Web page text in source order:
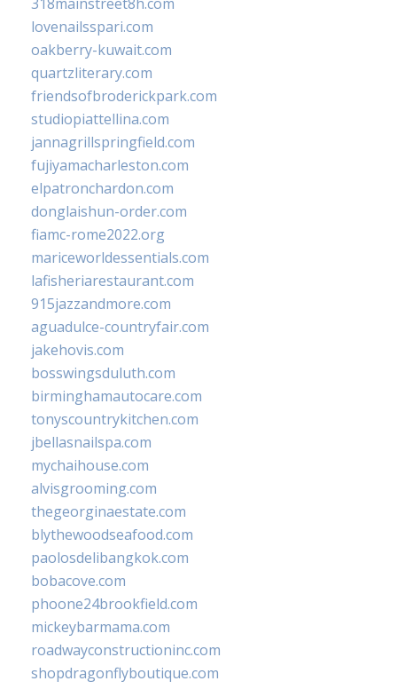
lovenailsspari.com
oakberry-kuwait.com
quartzliterary.com
friendsofbroderickpark.com
studiopiattellina.com
jannagrillspringfield.com
fujiyamacharleston.com
elpatronchardon.com
donglaishun-order.com
fiamc-rome2022.org
mariceworldessentials.com
lafisheriarestaurant.com
915jazzandmore.com
aguadulce-countryfair.com
jakehovis.com
bosswingsduluth.com
birminghamautocare.com
tonyscountrykitchen.com
jbellasnailspa.com
mychaihouse.com
alvisgrooming.com
thegeorginaestate.com
blythewoodseafood.com
paolosdelibangkok.com
bobacove.com
phoone24brookfield.com
mickeybarmama.com
roadwayconstructioninc.com
shopdragonflyboutique.com